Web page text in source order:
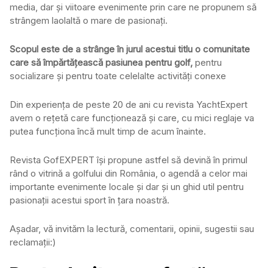
media, dar și viitoare evenimente prin care ne propunem să
strângem laolaltă o mare de pasionați.
Scopul este de a strânge în jurul acestui titlu o comunitate
care să împărtățească pasiunea pentru golf, pentru
socializare și pentru toate celelalte activități conexe
Din experiența de peste 20 de ani cu revista YachtExpert
avem o rețetă care funcționează și care, cu mici reglaje va
putea funcționa încă mult timp de acum înainte.
Revista GofEXPERT își propune astfel să devină în primul
rând o vitrină a golfului din România, o agendă a celor mai
importante evenimente locale și dar și un ghid util pentru
pasionații acestui sport în țara noastră.
Așadar, vă invităm la lectură, comentarii, opinii, sugestii sau
reclamații:)